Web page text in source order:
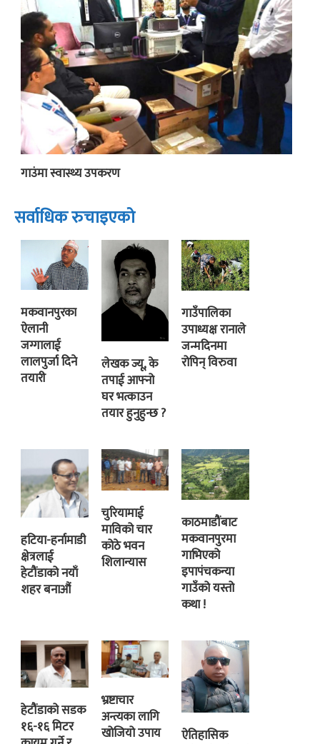
गाउंमा स्वास्थ्य उपकरण
सर्वाधिक रुचाइएको
मकवानपुरका
ऐलानी
जग्गालाई
लालपुर्जा दिने
तयारी
लेखक ज्यू, के
तपाई आफ्नो
घर भत्काउन
तयार हुनुहुन्छ ?
गाउँपालिका
उपाध्यक्ष रानाले
जन्मदिनमा
रोपिन् विरुवा
हटिया-हर्नामाडी
क्षेत्रलाई
हेटौंडाको नयाँ
शहर बनाऔं
चुरियामाई
माविको चार
कोठे भवन
शिलान्यास
काठमाडौंबाट
मकवानपुरमा
गाभिएको
इपापंचकन्या
गाउँको यस्तो
कथा !
हेटौंडाको सडक
१६-१६ मिटर
भ्रष्टाचार
अन्त्यका लागि
खोजियो उपाय
ऐतिहासिक